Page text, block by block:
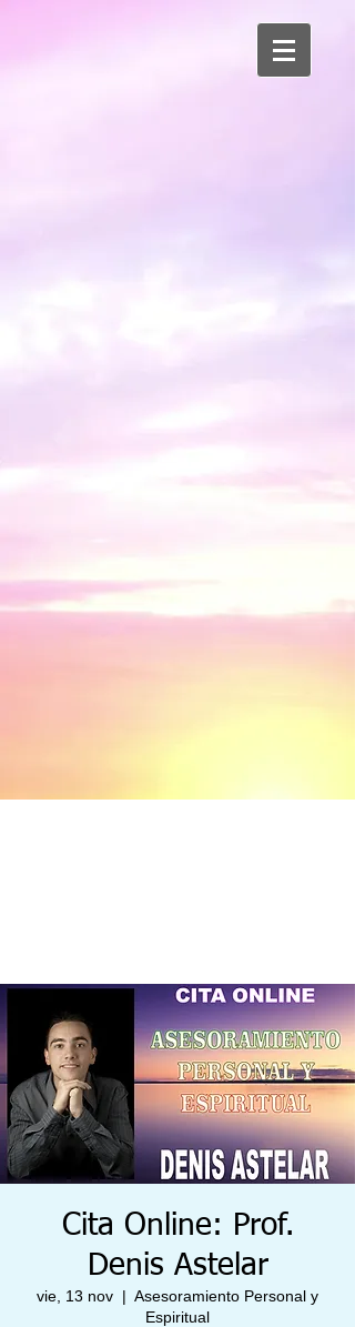
Cita Online: Prof.
Denis Astelar
vie, 13 nov
  |
Asesoramiento Personal y
Espiritual